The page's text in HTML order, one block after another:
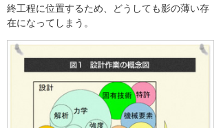
終工程に位置するため、どうしても影の薄い存
在になってしまう。